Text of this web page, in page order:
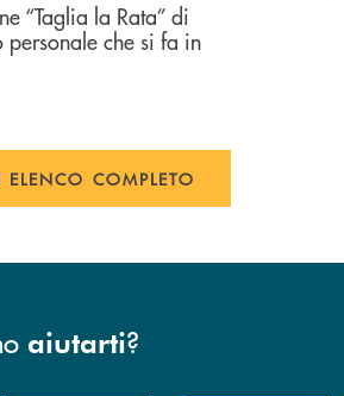
“Taglia la Rata” di
personale che si fa in
ELENCO COMPLETO
aiutarti?